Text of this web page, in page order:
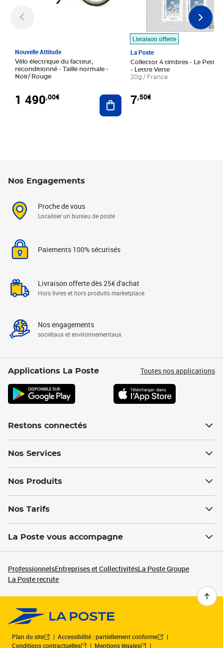
Nouvelle Attitude
Vélo électrique du facteur,
reconditionné - Taille normale -
Noir/ Rouge
1 490,00€ Ajouter au panier
Livraison offerte
La Poste
Collector 4 timbres - Le Petit
- Lettre Verte
20g / France
7,50€
Nos Engagements
Proche de vous
Localiser un bureau de poste
Paiements 100% sécurisés
Livraison offerte dès 25€ d'achat
Hors livres et hors produits marketplace
Nos engagements
sociétaux et environnementaux
Applications La Poste Toutes nos applications
Restons connectés
Nos Services
Nos Produits
Nos Tarifs
La Poste vous accompagne
ProfessionnelsEntreprises et CollectivitésLa Poste Groupe
La Poste recrute
Plan du site
Accessibilité : partiellement conforme
Conditions contractuelles
Mentions légales